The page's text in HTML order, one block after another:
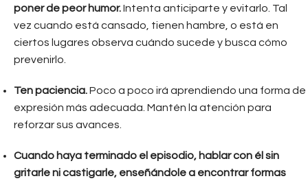
poner de peor humor.Intenta anticiparte y evitarlo. Tal
vez cuando está cansado, tienen hambre, o está en
ciertos lugares observa cuándo sucede y busca cómo
prevenirlo.
Ten paciencia.Poco a poco irá aprendiendo una forma de
expresión más adecuada. Mantén la atención para
reforzar sus avances.
Cuando haya terminado el episodio, hablar con él sin
gritarle ni castigarle, enseñándole a encontrar formas